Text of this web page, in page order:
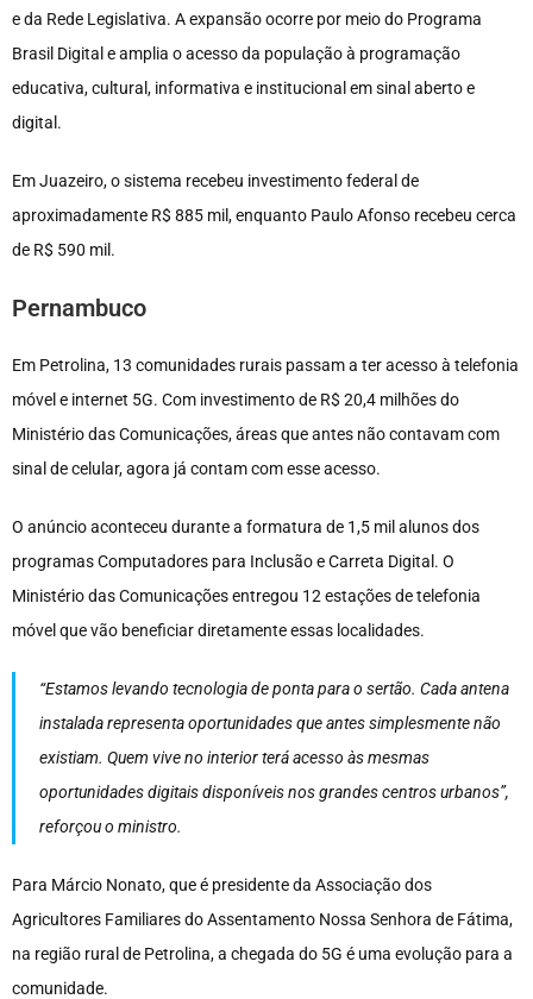
e da Rede Legislativa. A expansão ocorre por meio do Programa
Brasil Digital e amplia o acesso da população à programação
educativa, cultural, informativa e institucional em sinal aberto e
digital.
Em Juazeiro, o sistema recebeu investimento federal de
aproximadamente R$ 885 mil, enquanto Paulo Afonso recebeu cerca
de R$ 590 mil.
Pernambuco
Em Petrolina, 13 comunidades rurais passam a ter acesso à telefonia
móvel e internet 5G. Com investimento de R$ 20,4 milhões do
Ministério das Comunicações, áreas que antes não contavam com
sinal de celular, agora já contam com esse acesso.
O anúncio aconteceu durante a formatura de 1,5 mil alunos dos
programas Computadores para Inclusão e Carreta Digital. O
Ministério das Comunicações entregou 12 estações de telefonia
móvel que vão beneficiar diretamente essas localidades.
“Estamos levando tecnologia de ponta para o sertão. Cada antena
instalada representa oportunidades que antes simplesmente não
existiam. Quem vive no interior terá acesso às mesmas
oportunidades digitais disponíveis nos grandes centros urbanos”,
reforçou o ministro.
Para Márcio Nonato, que é presidente da Associação dos
Agricultores Familiares do Assentamento Nossa Senhora de Fátima,
na região rural de Petrolina, a chegada do 5G é uma evolução para a
comunidade.